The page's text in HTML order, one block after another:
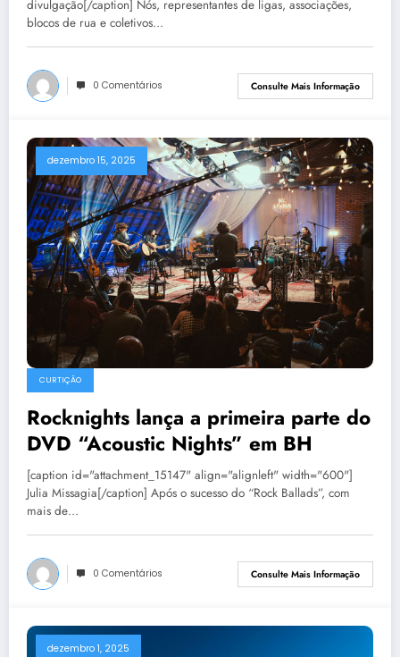
divulgação[/caption] Nós, representantes de ligas, associações,
blocos de rua e coletivos…
0 Comentários Consulte Mais Informação
dezembro 15, 2025
CURTIÇÃO
Rocknights lança a primeira parte do
DVD “Acoustic Nights” em BH
[caption id="attachment_15147" align="alignleft" width="600"]
Julia Missagia[/caption] Após o sucesso do “Rock Ballads”, com
mais de…
0 Comentários Consulte Mais Informação
dezembro 1, 2025